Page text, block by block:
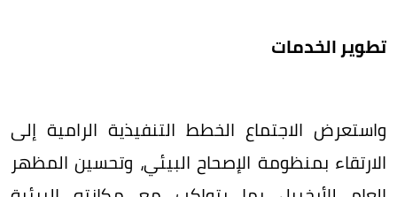
تطوير الخدمات
واستعرض الاجتماع الخطط التنفيذية الرامية إلى
الارتقاء بمنظومة الإصحاح البيئي، وتحسين المظهر